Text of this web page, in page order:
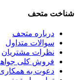
شناخت متحف
درباره متحف
سوالات متداول
نظرات مشتریان
فروش کلی
دعوت به